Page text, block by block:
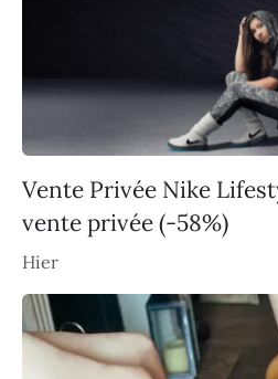
Vente Privée Nike
vente privée (-58%)
Hier